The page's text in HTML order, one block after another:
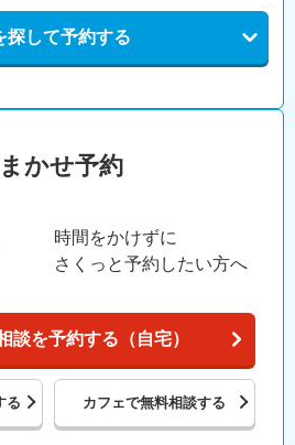
探して予約する
かせ予約
時間をかけずに
さくっと予約したい方へ
談を予約する（自宅）
る カフェで無料相談する